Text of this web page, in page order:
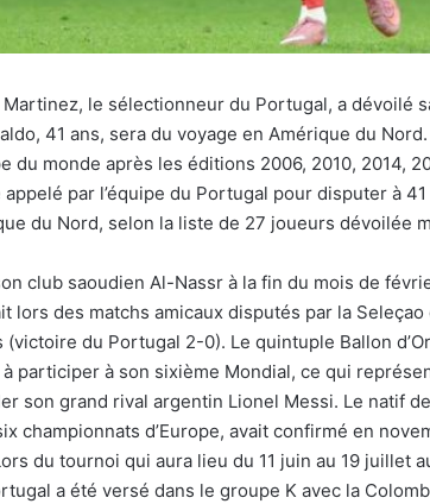
le sélectionneur du Portugal, a dévoilé
41 ans, sera du voyage en Amérique du
du monde après les éditions 2006, 2010, 2014,
appelé par l’équipe du Portugal pour disputer à
du Nord, selon la liste de 27 joueurs dévoilée
club saoudien Al-Nassr à la fin du mois de
lors des matchs amicaux disputés par la
(victoire du Portugal 2-0). Le quintuple Ballon
participer à son sixième Mondial, ce qui
son grand rival argentin Lionel Messi. Le natif
championnats d’Europe, avait confirmé en
du tournoi qui aura lieu du 11 juin au 19 juillet
a été versé dans le groupe K avec la